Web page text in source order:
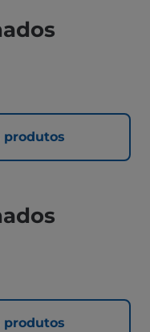
produtos
produtos